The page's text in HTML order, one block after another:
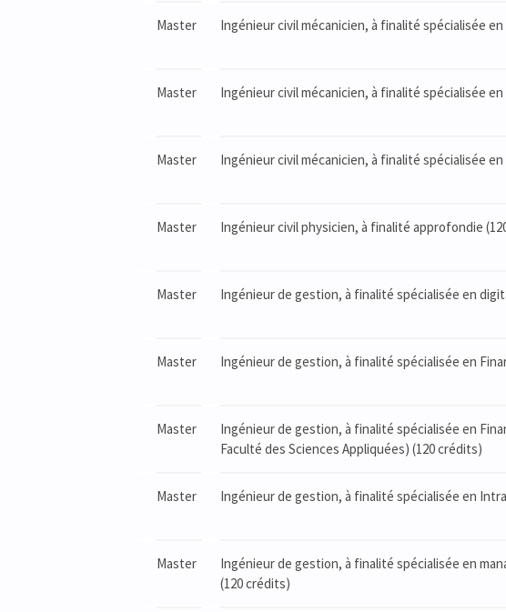
Master Ingénieur civil mécanicien, à finalité spécialisée
Master Ingénieur civil mécanicien, à finalité spécialisée
Master Ingénieur civil mécanicien, à finalité spécialisée
Master Ingénieur civil physicien, à finalité approfondie
Master Ingénieur de gestion, à finalité spécialisée en
Master Ingénieur de gestion, à finalité spécialisée en
Master
Ingénieur de gestion, à finalité spécialisée en
Faculté des Sciences Appliquées) (120 crédits)
Master Ingénieur de gestion, à finalité spécialisée en
Master
Ingénieur de gestion, à finalité spécialisée en
(120 crédits)